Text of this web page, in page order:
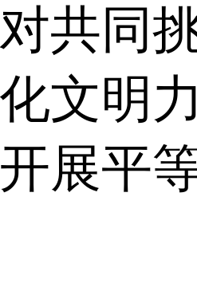
同挑
文明
展平